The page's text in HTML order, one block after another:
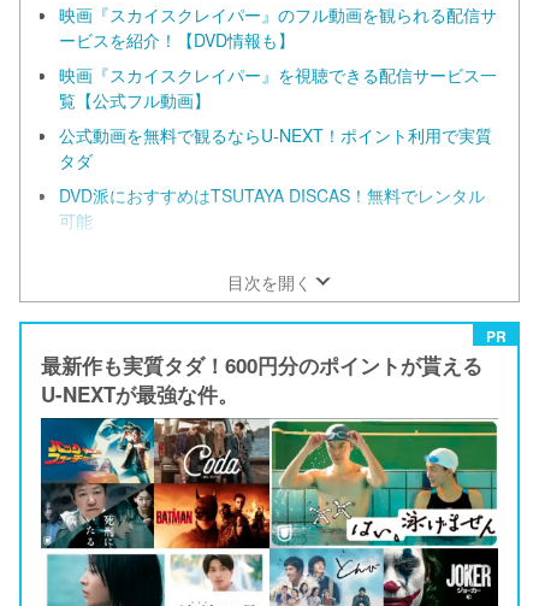
映画『スカイスクレイパー』のフル動画を観られる配信サ
ービスを紹介！【DVD情報も】
映画『スカイスクレイパー』を視聴できる配信サービス一
覧【公式フル動画】
公式動画を無料で観るならU-NEXT！ポイント利用で実質
タダ
DVD派におすすめはTSUTAYA DISCAS！無料でレンタル
可能
目次を開く
PR
最新作も実質タダ！600円分のポイントが貰える
U-NEXTが最強な件。